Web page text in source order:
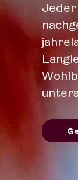
Jeder